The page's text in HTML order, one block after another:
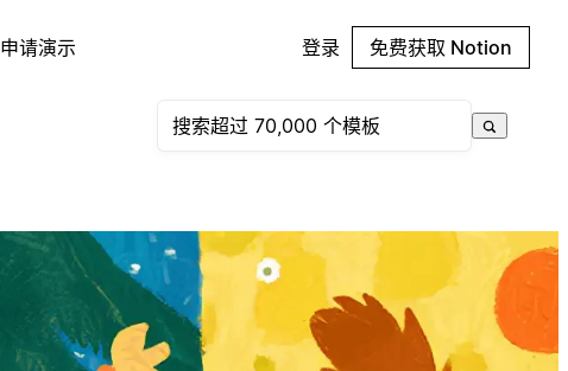
申请演示 登录 免费获取 Notion